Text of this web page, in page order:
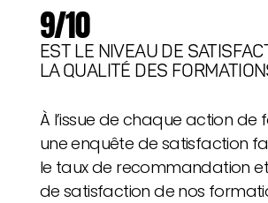
9/10
EST LE NIVEAU DE
LA QUALITÉ DES
À l’issue de chaque action de
une enquête de satisfaction
le taux de recommandation
de satisfaction de nos